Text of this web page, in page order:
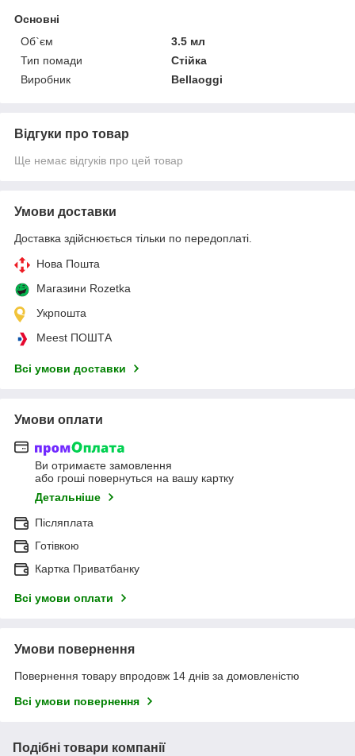
Основні
Об`єм
3.5 мл
Тип помади
Стійка
Виробник
Bellaoggi
Відгуки про товар
Ще немає відгуків про цей товар
Умови доставки
Доставка здійснюється тільки по передоплаті.
Нова Пошта
Магазини Rozetka
Укрпошта
Meest ПОШТА
Всі умови доставки
Умови оплати
Ви отримаєте замовлення
або гроші повернуться на вашу картку
Детальніше
Післяплата
Готівкою
Картка Приватбанку
Всі умови оплати
Умови повернення
Повернення товару впродовж 14 днів за домовленістю
Всі умови повернення
Подібні товари компанії